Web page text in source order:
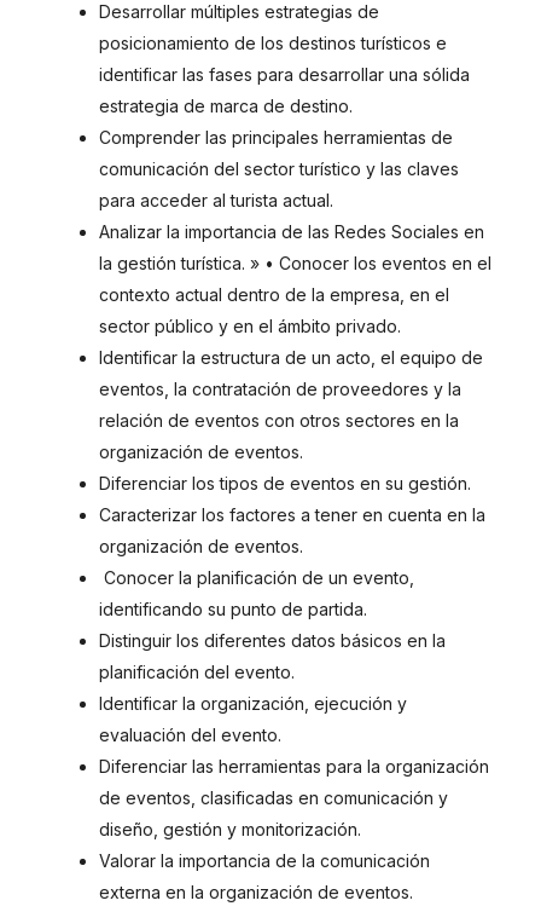
Desarrollar múltiples estrategias de
posicionamiento de los destinos turísticos e
identificar las fases para desarrollar una sólida
estrategia de marca de destino.
Comprender las principales herramientas de
comunicación del sector turístico y las claves
para acceder al turista actual.
Analizar la importancia de las Redes Sociales en
la gestión turística. » • Conocer los eventos en el
contexto actual dentro de la empresa, en el
sector público y en el ámbito privado.
Identificar la estructura de un acto, el equipo de
eventos, la contratación de proveedores y la
relación de eventos con otros sectores en la
organización de eventos.
Diferenciar los tipos de eventos en su gestión.
Caracterizar los factores a tener en cuenta en la
organización de eventos.
Conocer la planificación de un evento,
identificando su punto de partida.
Distinguir los diferentes datos básicos en la
planificación del evento.
Identificar la organización, ejecución y
evaluación del evento.
Diferenciar las herramientas para la organización
de eventos, clasificadas en comunicación y
diseño, gestión y monitorización.
Valorar la importancia de la comunicación
externa en la organización de eventos.